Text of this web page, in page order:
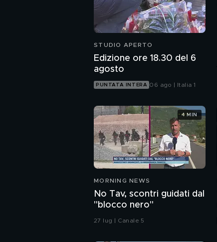
STUDIO APERTO
Edizione ore 18.30 del 6
agosto
PUNTATA INTERA 06 ago | Italia 1
MORNING NEWS
No Tav, scontri guidati dal
"blocco nero"
27 lug | Canale 5
4 MIN